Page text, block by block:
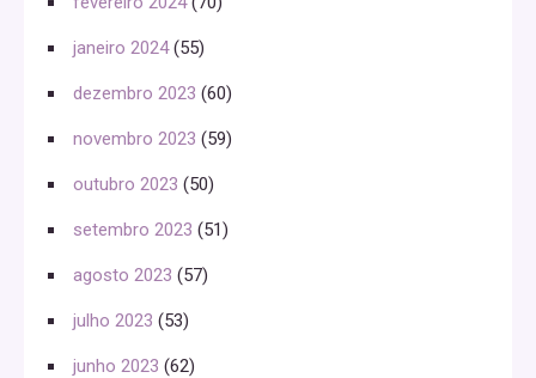
janeiro 2024(55)
dezembro 2023 (60)
novembro 2023 (59)
outubro 2023 (50)
setembro 2023 (51)
agosto 2023 (57)
julho 2023 (53)
junho 2023 (62)